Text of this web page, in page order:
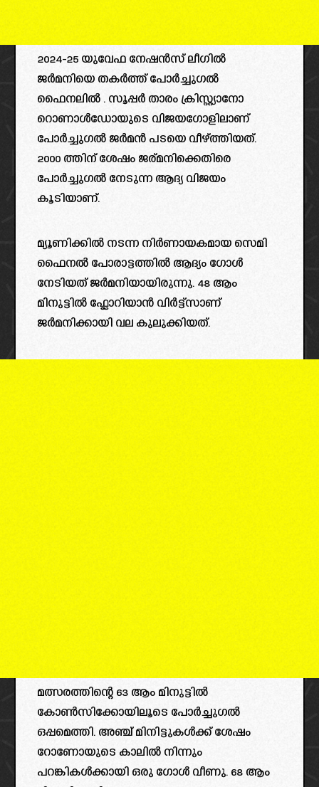
2024-25 യുവേഫ നേഷൻസ് ലീഗിൽ
ജർമനിയെ തകർത്ത് പോർച്ചുഗൽ
ഫൈനലിൽ . സൂപ്പർ താരം ക്രിസ്റ്റ്യാനോ
റൊണാൾഡോയുടെ വിജയഗോളിലാണ്
പോർച്ചുഗൽ ജർമൻ പടയെ വീഴ്ത്തിയത്.
2000 ത്തിന് ശേഷം ജര്മനിക്കെതിരെ
പോർച്ചുഗൽ നേടുന്ന ആദ്യ വിജയം
കൂടിയാണ്.
മ്യൂണിക്കിൽ നടന്ന നിർണായകമായ സെമി
ഫൈനൽ പോരാട്ടത്തിൽ ആദ്യം ഗോൾ
നേടിയത് ജർമനിയായിരുന്നു. 48 ആം
മിനുട്ടിൽ ഫ്ലോറിയാൻ വിർട്ട്സാണ്
ജർമനിക്കായി വല കുലുക്കിയത്.
മത്സരത്തിന്റെ 63 ആം മിനുട്ടിൽ
കോൺസിക്കോയിലൂടെ പോർച്ചുഗൽ
ഒപ്പമെത്തി. അഞ്ച് മിനിട്ടുകൾക്ക് ശേഷം
റോണോയുടെ കാലിൽ നിന്നും
പറങ്കികൾക്കായി ഒരു ഗോൾ വീണു. 68 ആം